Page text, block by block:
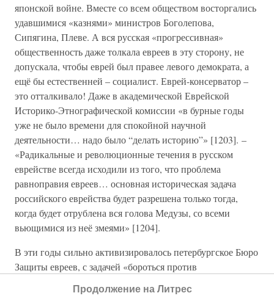
японской войне. Вместе со всем обществом восторгались
удавшимися «казнями» министров Боголепова,
Сипягина, Плеве. А вся русская «прогрессивная»
общественность даже толкала евреев в эту сторону, не
допускала, чтобы еврей был правее левого демократа, а
ещё бы естественней – социалист. Еврей-консерватор –
это отталкивало! Даже в академической Еврейской
Историко-Этнографической комиссии «в бурные годы
уже не было времени для спокойной научной
деятельности… надо было “делать историю”» [1203]. –
«Радикальные и революционные течения в русском
еврействе всегда исходили из того, что проблема
равноправия евреев… основная историческая задача
российского еврейства будет разрешена только тогда,
когда будет отрублена вся голова Медузы, со всеми
вьющимися из неё змеями» [1204].
В эти годы сильно активизировалось петербургское Бюро
Защиты евреев, с задачей «бороться против
сведения о правовом положении евреев, с целью,
Продолжение на Литрес